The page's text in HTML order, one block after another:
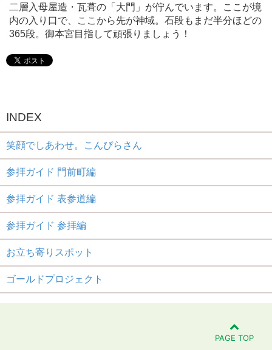
二層入母屋造・瓦葺の「大門」が佇んでいます。ここが境
内の入り口で、ここから先が神域。石段もまだ半分ほどの
365段。御本宮目指して頑張りましょう！
INDEX
笑顔でしあわせ。こんぴらさん
参拝ガイド 門前町編
参拝ガイド 表参道編
参拝ガイド 参拝編
お立ち寄りスポット
ゴールドプロジェクト
PAGE TOP